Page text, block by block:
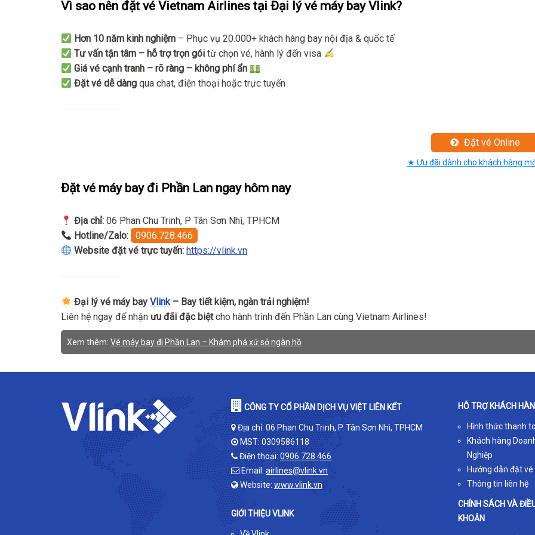
Vì sao nên đặt vé Vietnam Airlines tại Đại lý vé máy bay Vlink?
Hơn 10 năm kinh nghiệm – Phục vụ 20.000+ khách hàng bay nội địa & quốc tế
Tư vấn tận tâm – hỗ trợ trọn gói từ chọn vé, hành lý đến visa
Giá vé cạnh tranh – rõ ràng – không phí ẩn
Đặt vé dễ dàng qua chat, điện thoại hoặc trực tuyến
Đặt vé Online
★ Ưu đãi dành cho khách hàng
Đặt vé máy bay đi Phần Lan ngay hôm nay
Địa chỉ: 06 Phan Chu Trinh, P Tân Sơn Nhì, TPHCM
Hotline/Zalo:
0906.728.466
Website đặt vé trực tuyến: https://vlink.vn
Đại lý vé máy bayVlink– Bay tiết kiệm, ngàn trải nghiệm!
Liên hệ ngay để nhận ưu đãi đặc biệtcho hành trình đến Phần Lan cùng Vietnam Airlines!
Xem thêm: Vé máy bay đi Phần Lan – Khám phá xứ sở ngàn hồ
CÔNG TY CỔ PHẦN DỊCH VỤ VIỆT LIÊN KẾT
Địa chỉ: 06 Phan Chu Trinh, P. Tân Sơn Nhì, TPHCM
MST: 0309586118
Điện thoại: 0906.728.466
Email: airlines@vlink.vn
Website: www.vlink.vn
GIỚI THIỆU VLINK
HỖ TRỢ KHÁCH
Hình thức thanh
Khách hàng
Nghiệp
Hướng dẫn đặt vé
Thông tin liên hệ
CHÍNH SÁCH VÀ
KHOẢN